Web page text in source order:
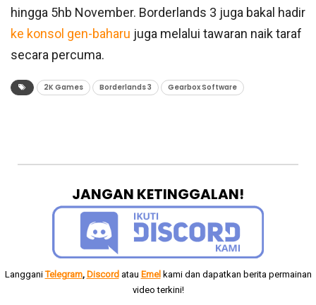
hingga 5hb November. Borderlands 3 juga bakal hadir
ke konsol gen-baharu juga melalui tawaran naik taraf
secara percuma.
2K Games Borderlands 3 Gearbox Software
JANGAN KETINGGALAN!
LangganiTelegram, Discordatau Emel kami dan dapatkan berita permainan
video terkini!